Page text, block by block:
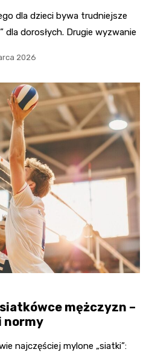
dla dzieci bywa trudniejsze
dla dorosłych. Drugie wyzwanie
2026
mężczyzn –
normy
najczęściej mylone „siatki”: